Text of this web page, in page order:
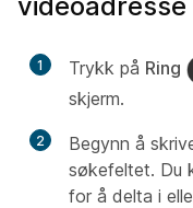
1 Trykk på Ring
skjerm.
2
Begynn å
søkefeltet. Du
for å delta i